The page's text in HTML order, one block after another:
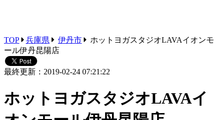
TOP 兵庫県 伊丹市
ホットヨガスタジオLAVAイオンモ
ール伊丹昆陽店
最終更新：2019-02-24 07:21:22
ホットヨガスタジオLAVAイ